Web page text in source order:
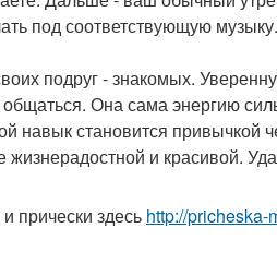
под соответствующую
подруг - знакомых.
Она сама энергию
навык становится привычкой
жизнерадостной и красивой.
прически здесь http://pricheska-